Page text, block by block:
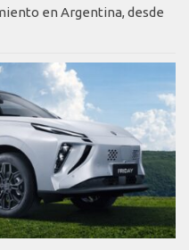
en Argentina, desde